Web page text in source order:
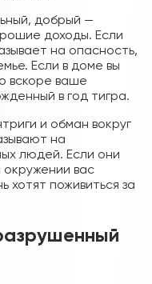
добрый —
доходы. Если
на опасность,
Если в доме вы
вскоре ваше
в год тигра.
и обман вокруг
на
людей. Если они
вас
хотят поживиться за